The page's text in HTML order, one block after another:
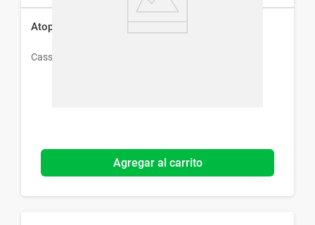
Atopix Emulsión para Pieles Atópicas x 200g
Cassara
Agregar al carrito